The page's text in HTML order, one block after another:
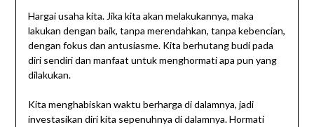
Hargai usaha kita. Jika kita akan melakukannya, maka
lakukan dengan baik, tanpa merendahkan, tanpa kebencian,
dengan fokus dan antusiasme. Kita berhutang budi pada
diri sendiri dan manfaat untuk menghormati apa pun yang
dilakukan.
Kita menghabiskan waktu berharga di dalamnya, jadi
investasikan diri kita sepenuhnya di dalamnya. Hormati